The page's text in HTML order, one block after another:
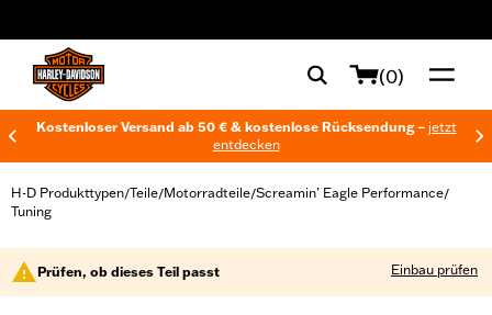
(0)
Kostenloser Versand ab 50 € & kostenlose Rücksendung – jetzt
entdecken
H-D Produkttypen/Teile/Motorradteile/Screamin’ Eagle Performance/
Tuning
Prüfen, ob dieses Teil passt Einbau prüfen